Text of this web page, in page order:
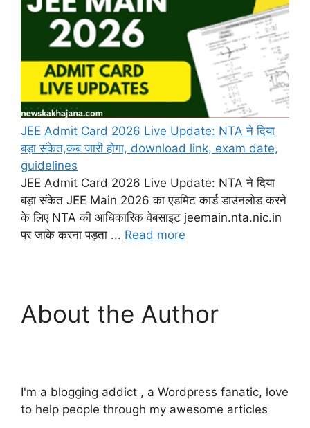
JEE Admit Card 2026 Live Update: NTA ने दिया
बड़ा संकेत,कब जारी होगा, download link, exam date,
guidelines
JEE Admit Card 2026 Live Update: NTA ने दिया
बड़ा संकेत JEE Main 2026 का एडमिट कार्ड डाउनलोड करने
के लिए NTA की आधिकारिक वेबसाइट jeemain.nta.nic.in
पर जाके करना पड़ता ... Read more
About the Author
I'm a blogging addict , a Wordpress fanatic, love
to help people through my awesome articles